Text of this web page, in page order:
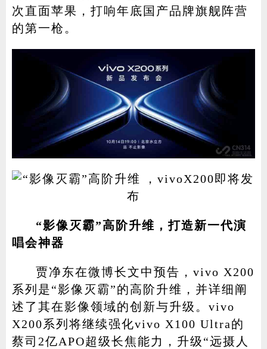
次直面苹果，打响年底国产品牌旗舰阵营
的第一枪。
“影像灭霸”高阶升维，打造新一代演
唱会神器
贾净东在微博长文中预告，vivo X200
系列是“影像灭霸”的高阶升维，并详细阐
述了其在影像领域的创新与升级。vivo
X200系列将继续强化vivo X100 Ultra的
蔡司2亿APO超级长焦能力，升级“远摄人